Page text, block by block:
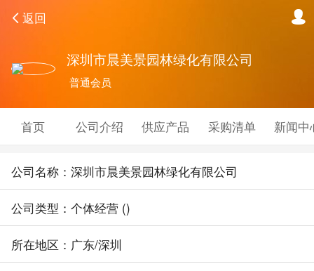
返回
深圳市晨美景园林绿化有限公司
普通会员
首页 公司介绍 供应产品 采购清单 新闻中
公司名称：深圳市晨美景园林绿化有限公司
公司类型：个体经营 ()
所在地区：广东/深圳